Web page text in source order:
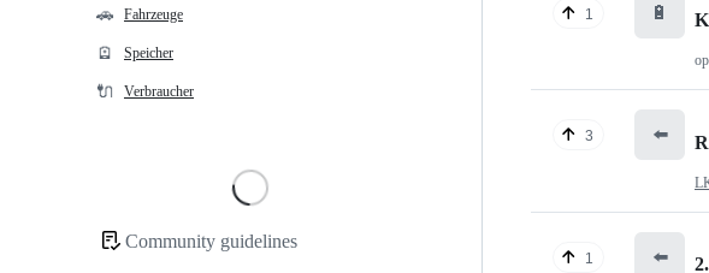
🚗
Fahrzeuge
🪫 Speicher
🔌 Verbraucher
Community guidelines
1 🔋
3 ⬅️
1 ⬅️